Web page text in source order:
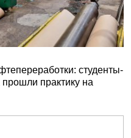
студенты-
прошли практику на